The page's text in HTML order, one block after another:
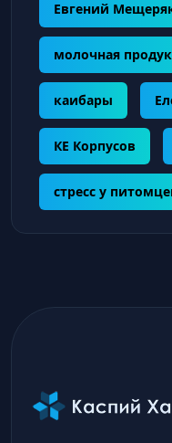
Евгений
молочная
каибары
КЕ Корпусов
стресс у